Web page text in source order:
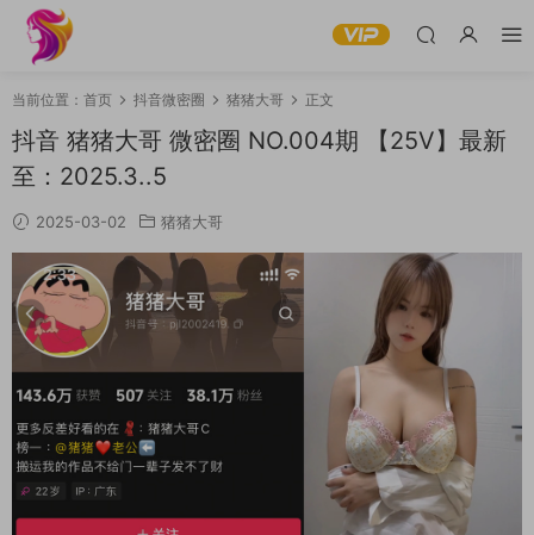
当前位置： 首页 抖音微密圈 猪猪大哥 正文
抖音 猪猪大哥 微密圈 NO.004期 【25V】最新
至：2025.3..5
2025-03-02 猪猪大哥